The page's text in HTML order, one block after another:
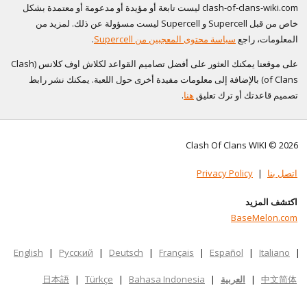
clash-of-clans-wiki.com ليست تابعة أو مؤيدة أو مدعومة أو معتمدة بشكل
خاص من قبل Supercell و Supercell ليست مسؤولة عن ذلك. لمزيد من
المعلومات، راجع سياسة محتوى المعجبين من Supercell
.
على موقعنا يمكنك العثور على أفضل تصاميم القواعد لكلاش اوف كلانس (Clash
of Clans) بالإضافة إلى معلومات مفيدة أخرى حول اللعبة. يمكنك نشر رابط
تصميم قاعدتك أو ترك تعليق هنا.
Clash Of Clans WIKI © 2026
اتصل بنا |
Privacy Policy
اكتشف المزيد
BaseMelon.com
English | Русский | Deutsch | Français | Español | Italiano |
中文简体
| العربية |
日本語 | Türkçe | Bahasa Indonesia